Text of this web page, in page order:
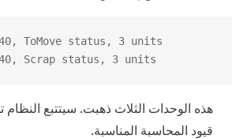
ToMove status, 3 units
Scrap status, 3 units
هذه الوحدات الثلاث ذهبت. سيتتبع النظام
قيود المحاسبة المناسبة.